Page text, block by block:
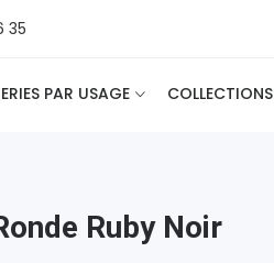
35
PAR USAGE COLLECTIONS
Ruby Noir